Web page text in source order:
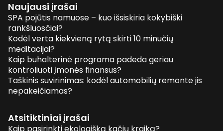
Naujausi įrašai
SPA pojūtis namuose – kuo išsiskiria kokybiški
rankšluosčiai?
Kodėl verta kiekvieną rytą skirti 10 minučių
meditacijai?
Kaip buhalterinė programa padeda geriau
kontroliuoti įmonės finansus?
Taškinis suvirinimas: kodėl automobilių remonte jis
nepakeičiamas?
Atsitiktiniai įrašai